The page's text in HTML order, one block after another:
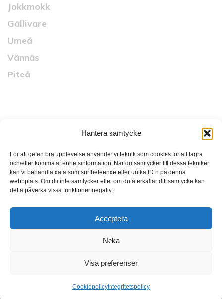
Hantera samtycke
För att ge en bra upplevelse använder vi teknik som cookies för att lagra
och/eller komma åt enhetsinformation. När du samtycker till dessa tekniker
kan vi behandla data som surfbeteende eller unika ID:n på denna
webbplats. Om du inte samtycker eller om du återkallar ditt samtycke kan
detta påverka vissa funktioner negativt.
Acceptera
Neka
Visa preferenser
Cookiepolicy Integritetspolicy
Jokkmokk
Gällivare
Umeå
Vännäs
Piteå
Vad vi gör
Vilka vi är
Länsnytt